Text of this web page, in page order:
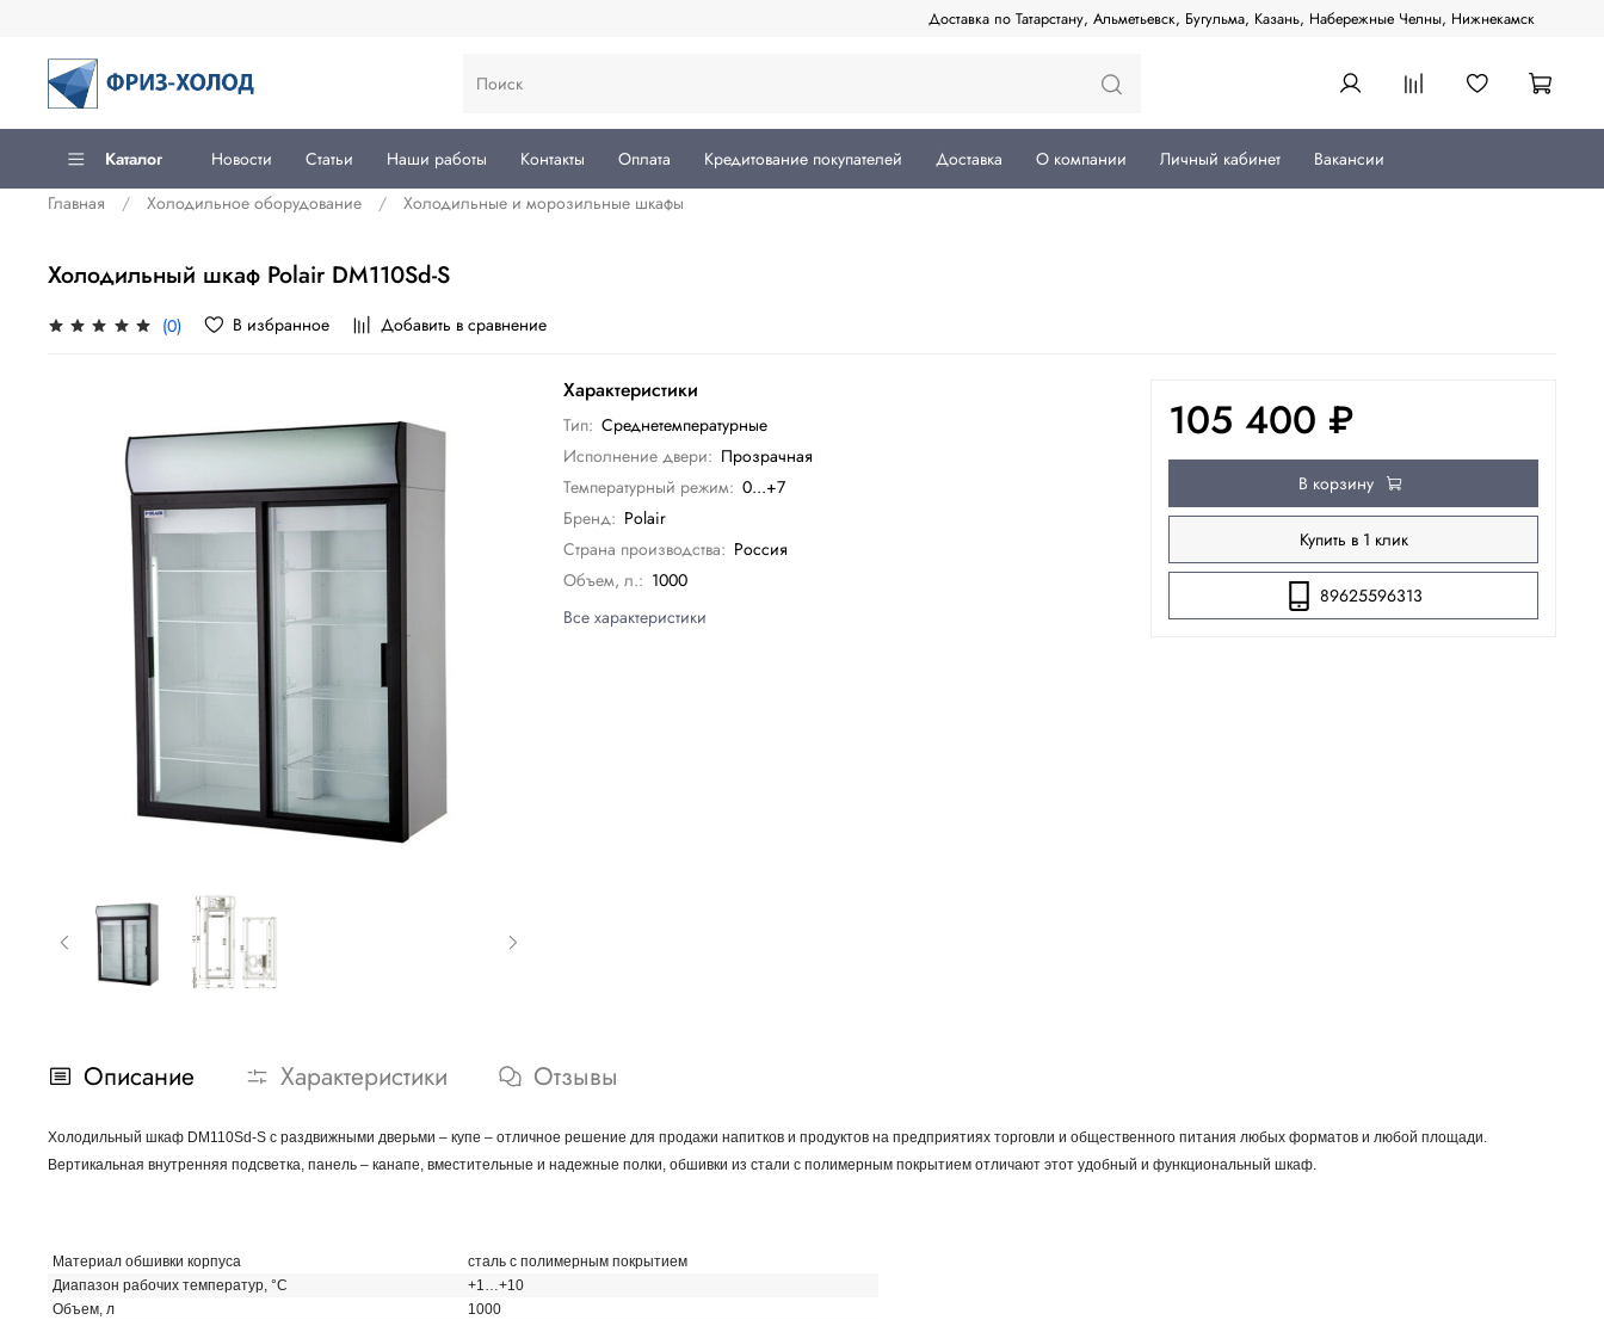
Доставка по Татарстану, Альметьевск, Бугульма, Казань, Набережные Челны, Нижнекамск
Каталог Новости Статьи Наши работы Контакты Оплата Кредитование покупателей Доставка О компании Личный кабинет
Вакансии
Главная
Холодильное оборудование Холодильные и морозильные шкафы
Холодильный шкаф Polair DM110Sd-S
(0) В избранное Добавить в сравнение
Характеристики
Тип: Среднетемпературные
Исполнение двери: Прозрачная
Температурный режим: 0...+7
Бренд: Polair
Страна производства: Россия
Объем, л.: 1000
Все характеристики
105 400 ₽
В корзину
Купить в 1 клик
89625596313
Описание Характеристики Отзывы
Холодильный шкаф DM110Sd-S с раздвижными дверьми – купе – отличное решение для продажи напитков и продуктов на предприятиях торговли и общественного питания любых форматов и любой площади.
Вертикальная внутренняя подсветка, панель – канапе, вместительные и надежные полки, обшивки из стали с полимерным покрытием отличают этот удобный и функциональный шкаф.
Материал обшивки корпуса
сталь с полимерным покрытием
Диапазон рабочих температур, °C
+1…+10
Объем, л
1000